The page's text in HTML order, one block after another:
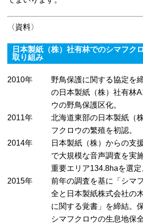
〈資料〉
日本製紙（株）社有林でのシマフク
取り組み
2010年
野鳥保護に関する協定を
の日本製紙（株）社有林
ウの野鳥保護区化。
2011年
北海道東部の日本製紙（
フクロウの繁殖を初認。
2014年
日本製紙（株）からの支
で大規模な音声調査を実
重要エリア134.8haを選定
2015年
前年の調査を基に「シマ
全と日本製紙株式会社の
に関する覚書」を締結。
シマフクロウの生息地保